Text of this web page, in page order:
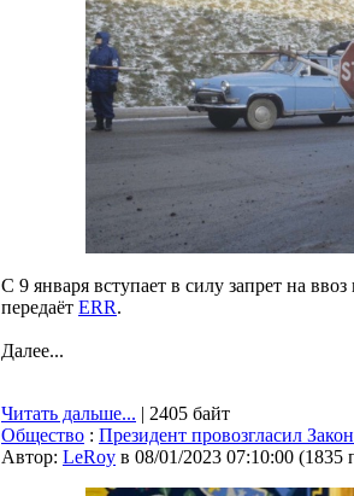
С 9 января вступает в силу запрет на
передаёт ERR.
Далее...
Читать дальше... | 2405 байт
Общество : Президент провозгласил
Автор: LeRoy в 08/01/2023 07:10:00 (1835